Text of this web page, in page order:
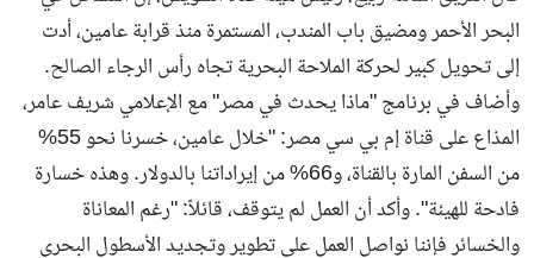
البحر الأحمر ومضيق باب المندب، المستمرة منذ قرابة عامين، أدت
إلى تحويل كبير لحركة الملاحة البحرية تجاه رأس الرجاء الصالح.
وأضاف في برنامج "ماذا يحدث في مصر" مع الإعلامي شريف عامر،
المذاع على قناة إم بي سي مصر: "خلال عامين، خسرنا نحو 55%
من السفن المارة بالقناة، و66% من إيراداتنا بالدولار. وهذه خسارة
فادحة للهيئة". وأكد أن العمل لم يتوقف، قائلاً: "رغم المعاناة
والخسائر فإننا نواصل العمل على تطوير وتجديد الأسطول البحري